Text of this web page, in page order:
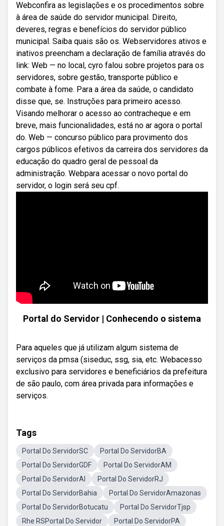
Webconfira as legislações e os procedimentos sobre
à área de saúde do servidor municipal. Direito,
deveres, regras e benefícios do servidor público
municipal. Saiba quais são os. Webservidores ativos e
inativos preencham a declaração de família através do
link: Web — no local, cyro falou sobre projetos para os
servidores, sobre gestão, transporte público e
combate à fome. Para a área da saúde, o candidato
disse que, se. Instruções para primeiro acesso.
Visando melhorar o acesso ao contracheque e em
breve, mais funcionalidades, está no ar agora o portal
do. Web — concurso público para provimento dos
cargos públicos efetivos da carreira dos servidores da
educação do quadro geral de pessoal da
administração. Webpara acessar o novo portal do
servidor, o login será seu cpf.
Portal do Servidor | Conhecendo o sistema
Para aqueles que já utilizam algum sistema de
serviços da pmsa (siseduc, ssg, sia, etc. Webacesso
exclusivo para servidores e beneficiários da prefeitura
de são paulo, com área privada para informações e
serviços.
Tags
Portal Do ServidorSC
Portal Do ServidorBA
Portal Do ServidorGDF
Portal Do ServidorAM
Portal Do ServidorAl
Portal Do ServidorRJ
Portal Do ServidorBahia
Portal Do ServidorAmazonas
Portal Do ServidorBotucatu
Portal Do ServidorTjsp
Rhe RSPortal Do Servidor
Portal Do ServidorPA